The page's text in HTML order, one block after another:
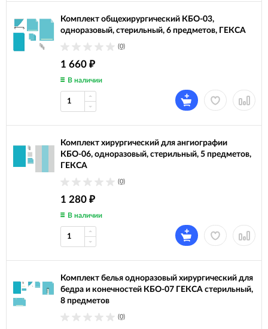
Комплект общехирургический КБО-03,
одноразовый, стерильный, 6 предметов, ГЕКСА
(0)
1 660 ₽
В наличии
Комплект хирургический для ангиографии
КБО-06, одноразовый, стерильный, 5 предметов,
ГЕКСА
(0)
1 280 ₽
В наличии
Комплект белья одноразовый хирургический для
бедра и конечностей КБО-07 ГЕКСА стерильный,
8 предметов
(0)